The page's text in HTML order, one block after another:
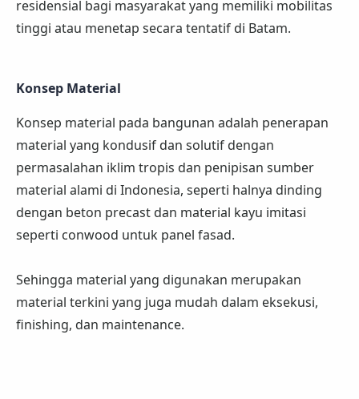
residensial bagi masyarakat yang memiliki mobilitas
tinggi atau menetap secara tentatif di Batam.
Konsep Material
Konsep material pada bangunan adalah penerapan
material yang kondusif dan solutif dengan
permasalahan iklim tropis dan penipisan sumber
material alami di Indonesia, seperti halnya dinding
dengan beton precast dan material kayu imitasi
seperti conwood untuk panel fasad.
Sehingga material yang digunakan merupakan
material terkini yang juga mudah dalam eksekusi,
finishing, dan maintenance.